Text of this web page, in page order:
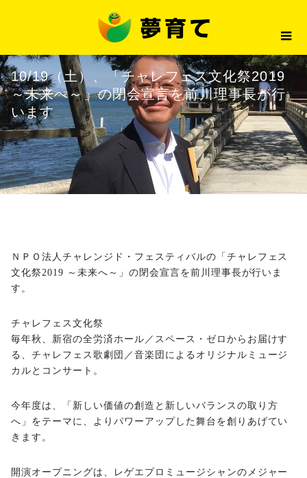
最新情報
最新情報
10/19（土）、「チャレフェス文化祭2019
～未来へ～」の閉会宣言を前川理事長が行
います
ＮＰＯ法人チャレンジド・フェスティバルの「 チャレフェス
文化祭2019 ～未来へ～ 」の閉会宣言を前川理事長が行いま
す。
チャレフェス文化祭
毎年秋、新宿の全労済ホール／スペース・ゼロからお届けす
る、チャレフェス歌劇団／音楽団によるオリジナルミュージ
カルとコンサート。
今年度は、「新しい価値の創造と新しいバランスの取り方
へ」をテーマに、よりパワーアップした舞台を創りあげてい
きます。
開演オープニングは、レゲエプロミュージシャンのメジャー